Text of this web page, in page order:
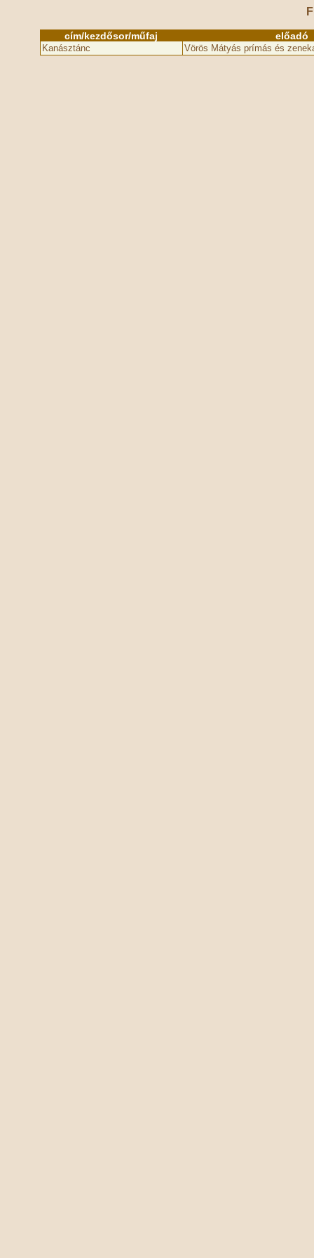
cím/kezdősor/műfaj előadó
Kanásztánc Vörös Mátyás prímás és